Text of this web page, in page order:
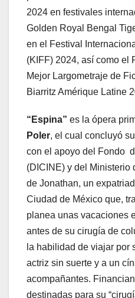
2024 en festivales
Golden Royal Bengal
en el Festival
(KIFF) 2024, así como el
Mejor Largometraje de
Biarritz Amérique Latine
“Espina” es la ópera
Poler, el cual concluyó
con el apoyo del Fondo
(DICINE) y del Ministerio
de Jonathan, un
Ciudad de México que,
planea unas vacaciones
antes de su cirugía de
la habilidad de viajar por
actriz sin suerte y a un
acompañantes.
destinadas para su